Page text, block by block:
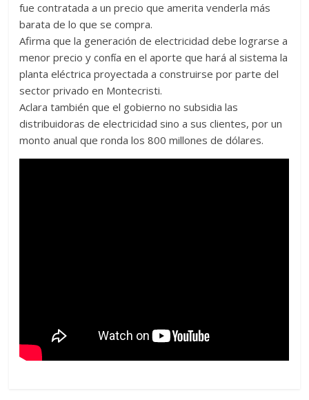
fue contratada a un precio que amerita venderla más
barata de lo que se compra.
Afirma que la generación de electricidad debe lograrse a
menor precio y confía en el aporte que hará al sistema la
planta eléctrica proyectada a construirse por parte del
sector privado en Montecristi.
Aclara también que el gobierno no subsidia las
distribuidoras de electricidad sino a sus clientes, por un
monto anual que ronda los 800 millones de dólares.